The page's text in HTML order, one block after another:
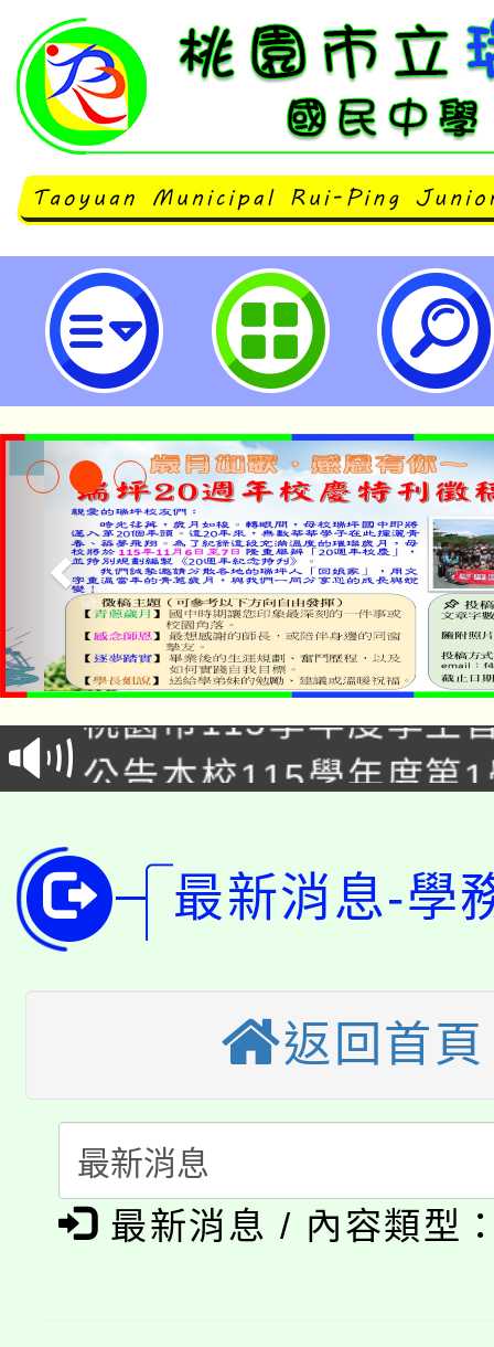
函轉臺南市政府辦理112年度國家
災短影音創作比賽」活動簡章及宣
瑞坪國民中學
「2026金融保險知識
桃園市115學年度學生
生本土語及新住民語歌
公告本校115學年度第
代理(課)教師甄選結果(
轉知中國文化大學推廣
《TA101》溝通分析基
程，歡迎學生輔導中心
心理、諮商輔導、社會
系所師生報名參加。
轉知苗栗縣政府辦理
縣市「校園短影音徵選
門員」簡章及活動海報
踴躍報名參加。
桃園市115學年度學生
「桃園市補助參觀特色
展演活動實施計畫」
115年度「教育部表揚
義教育推展貢獻獎」
「2026 ART TAIPEI臺
博覽會」之「藝術教育
「2026金融保險知識
最新消息-學
返回首頁
最新消息 / 內容類型